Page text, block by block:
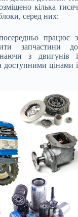
кілька тисяч
серед них:
працює з
запчастини до
з двигунів і
доступними цінами і